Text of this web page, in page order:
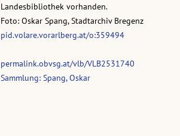
Landesbibliothek vorhanden.
Foto: Oskar Spang, Stadtarchiv Bregenz
pid.volare.vorarlberg.at/o:359494
permalink.obvsg.at/vlb/VLB2531740
Sammlung: Spang, Oskar